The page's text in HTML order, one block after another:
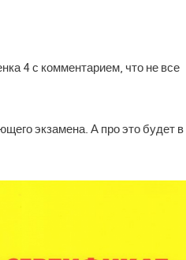
4 с комментарием, что не все
экзамена. А про это будет в